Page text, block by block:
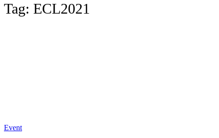
Tag: ECL2021
Event